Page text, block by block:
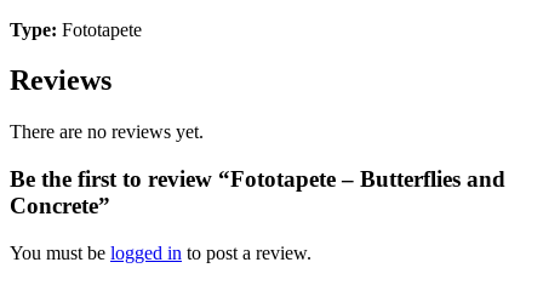
Type: Fototapete
Reviews
There are no reviews yet.
Be the first to review “Fototapete – Butterflies and
Concrete”
You must be logged in to post a review.